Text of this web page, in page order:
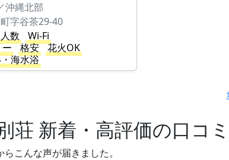
沖縄北部
字谷茶29-40
数
Wi-Fi
ー
格安
花火OK
海水浴
荘 新着・高評価の口コミ
こんな声が届きました。